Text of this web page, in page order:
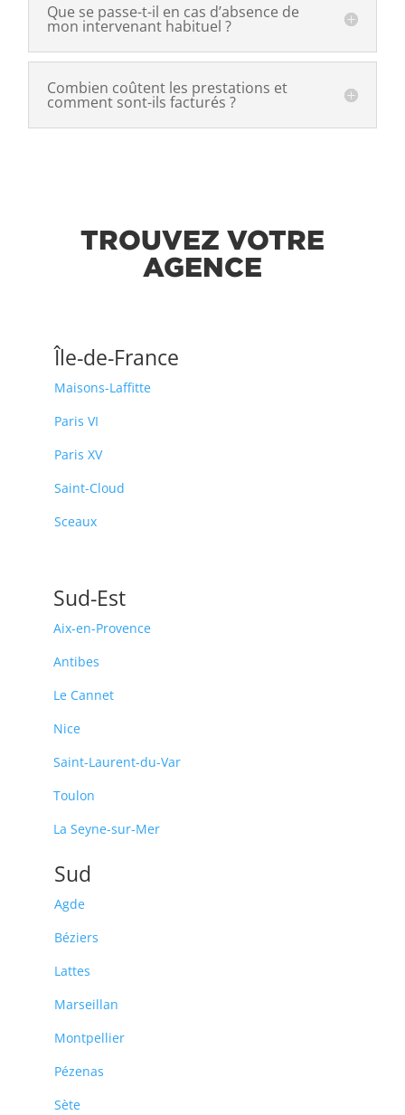
Que se passe-t-il en cas d’absence de
mon intervenant habituel ?
Combien coûtent les prestations et
comment sont-ils facturés ?
TROUVEZ VOTRE
AGENCE
Île-de-France
Maisons-Laffitte
Paris VI
Paris XV
Saint-Cloud
Sceaux
Sud-Est
Aix-en-Provence
Antibes
Le Cannet
Nice
Saint-Laurent-du-Var
Toulon
La Seyne-sur-Mer
Sud
Agde
Béziers
Lattes
Marseillan
Montpellier
Pézenas
Sète